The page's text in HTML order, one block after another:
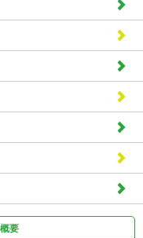
要